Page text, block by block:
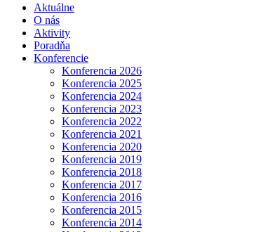
Aktuálne
O nás
Aktivity
Poradňa
Konferencie
Konferencia 2026
Konferencia 2025
Konferencia 2024
Konferencia 2023
Konferencia 2022
Konferencia 2021
Konferencia 2020
Konferencia 2019
Konferencia 2018
Konferencia 2017
Konferencia 2016
Konferencia 2015
Konferencia 2014